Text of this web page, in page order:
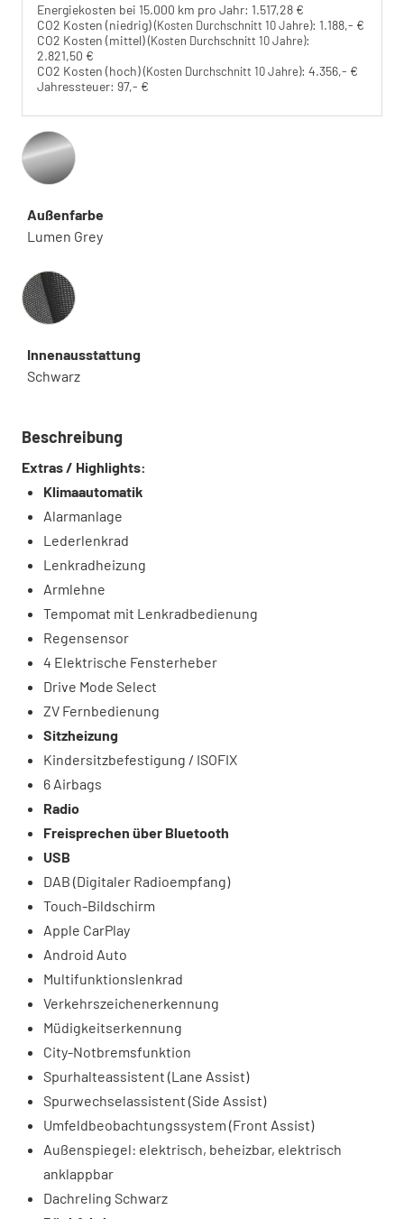
Energiekosten bei 15.000 km pro Jahr: 1.517,28 €
CO2 Kosten (niedrig)(Kosten Durchschnitt 10 Jahre): 1.188,- €
CO2 Kosten (mittel)(Kosten Durchschnitt 10 Jahre):
2.821,50 €
CO2 Kosten (hoch)(Kosten Durchschnitt 10 Jahre): 4.356,- €
Jahressteuer: 97,- €
Außenfarbe
Lumen Grey
Innenausstattung
Innenausstattung
Schwarz
Beschreibung
Extras / Highlights:
Klimaautomatik
Alarmanlage
Lederlenkrad
Lenkradheizung
Armlehne
Tempomat mit Lenkradbedienung
Regensensor
4 Elektrische Fensterheber
Drive Mode Select
ZV Fernbedienung
Sitzheizung
Kindersitzbefestigung / ISOFIX
6 Airbags
Radio
Freisprechen über Bluetooth
USB
DAB (Digitaler Radioempfang)
Touch-Bildschirm
Apple CarPlay
Android Auto
Multifunktionslenkrad
Verkehrszeichenerkennung
Müdigkeitserkennung
City-Notbremsfunktion
Spurhalteassistent (Lane Assist)
Spurwechselassistent (Side Assist)
Umfeldbeobachtungssystem (Front Assist)
Außenspiegel: elektrisch, beheizbar, elektrisch
anklappbar
Dachreling Schwarz